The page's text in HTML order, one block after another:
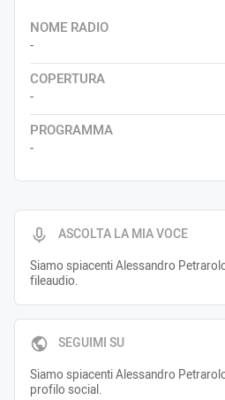
ASCOLTA LA MIA VOCE
Siamo spiacenti Alessandro
fileaudio.
SEGUIMI SU
Siamo spiacenti Alessandro
profilo social.
NOME RADIO
-
COPERTURA
-
PROGRAMMA
-